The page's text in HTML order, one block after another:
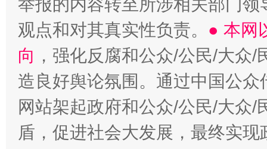
举报的内容转至所涉相关部门
观点和对其真实性负责。 ● 本网
向 ，强化反腐和公众/公民/大众
造良好舆论氛围。通过中国公
网站架起政府和公众/公民/大众
盾，促进社会大发展，最终实